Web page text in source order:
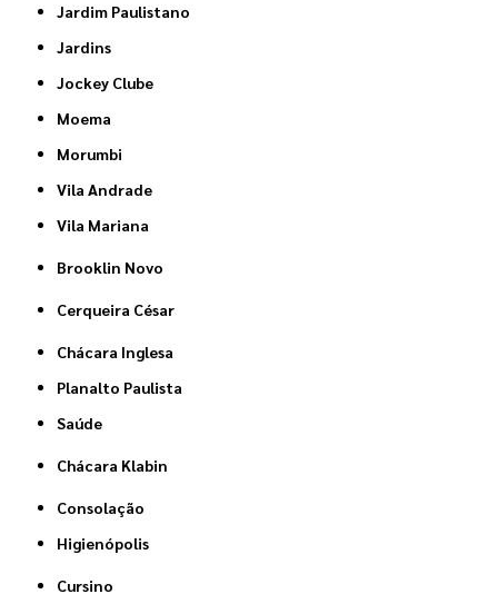
Jardim Paulistano
Jardins
Jockey Clube
Moema
Morumbi
Vila Andrade
Vila Mariana
Brooklin Novo
Cerqueira César
Chácara Inglesa
Planalto Paulista
Saúde
Chácara Klabin
Consolação
Higienópolis
Cursino